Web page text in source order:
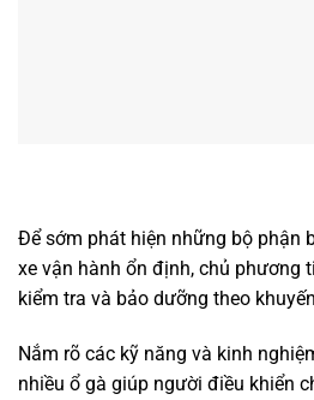
Để sớm phát hiện những bộ phận
xe vận hành ổn định, chủ phương
kiểm tra và bảo dưỡng theo
Nắm rõ các kỹ năng và kinh
nhiều ổ gà giúp người điều khiển